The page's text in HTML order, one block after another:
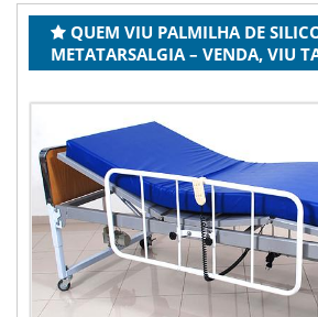
QUEM VIU PALMILHA DE
METATARSALGIA – VENDA, VIU